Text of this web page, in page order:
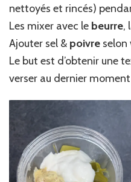
nettoyés et rincés)
Les mixer avec le beurre,
Ajouter sel & poivre selon
Le but est d’obtenir une
verser au dernier